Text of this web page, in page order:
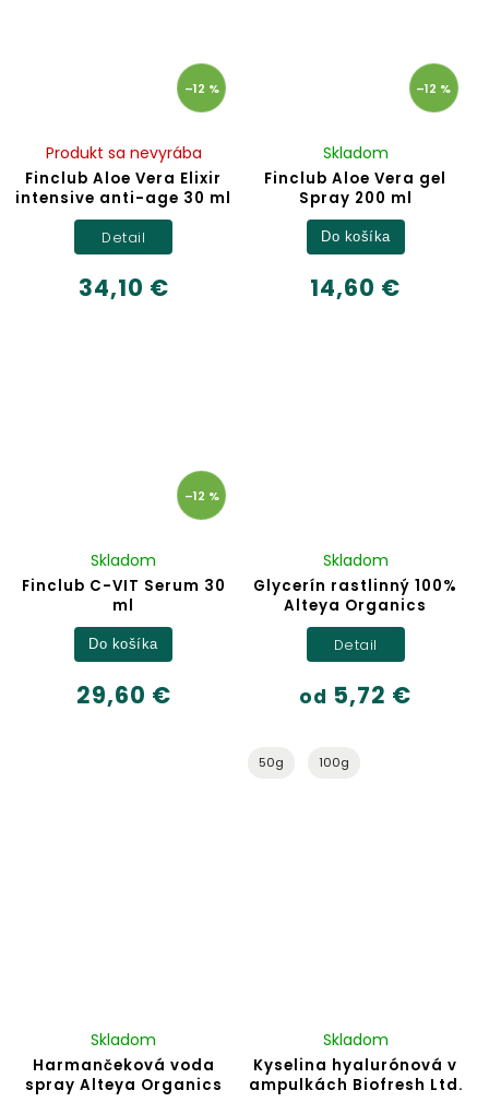
–12 %
Finclub Aloe Vera Elixir
intensive anti-age 30 ml
Produkt sa nevyrába
34,10 €
Detail
–12 %
Finclub Aloe Vera gel
Spray 200 ml
Skladom
14,60 €
Do košíka
–12 %
Finclub C-VIT Serum 30
ml
Skladom
29,60 €
Do košíka
Glycerín rastlinný 100%
Alteya Organics
Skladom
od 5,72 €
Detail
50g 100g
Harmančeková voda
spray Alteya Organics
Skladom
Kyselina hyalurónová v
ampulkách Biofresh Ltd.
Skladom